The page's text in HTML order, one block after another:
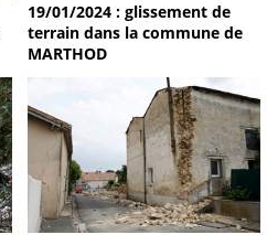
19/01/2024 : glissement de
terrain dans la commune de
MARTHOD